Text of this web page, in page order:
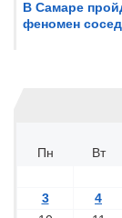
В Самаре
феномен
Пн
Вт
3
4